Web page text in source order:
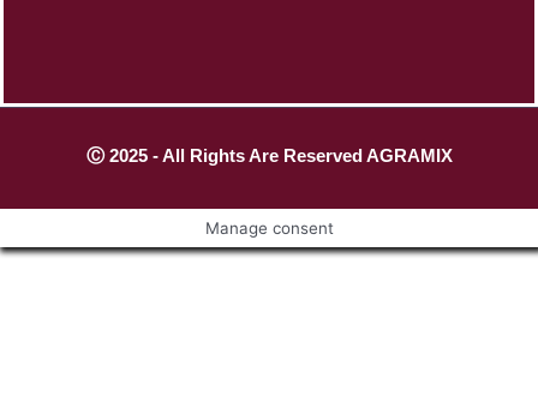
Ⓒ 2025 - All Rights Are Reserved AGRAMIX
Manage consent